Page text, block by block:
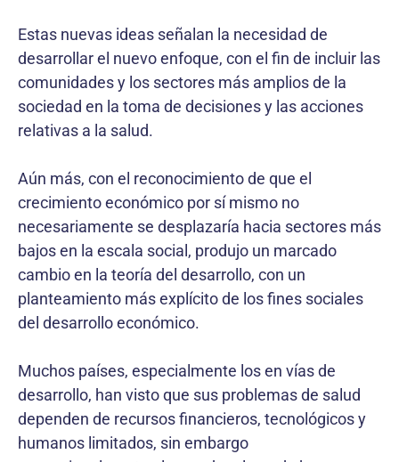
Estas nuevas ideas señalan la necesidad de
desarrollar el nuevo enfoque, con el fin de incluir las
comunidades y los sectores más amplios de la
sociedad en la toma de decisiones y las acciones
relativas a la salud.
Aún más, con el reconocimiento de que el
crecimiento económico por sí mismo no
necesariamente se desplazaría hacia sectores más
bajos en la escala social, produjo un marcado
cambio en la teoría del desarrollo, con un
planteamiento más explícito de los fines sociales
del desarrollo económico.
Muchos países, especialmente los en vías de
desarrollo, han visto que sus problemas de salud
dependen de recursos financieros, tecnológicos y
humanos limitados, sin embargo